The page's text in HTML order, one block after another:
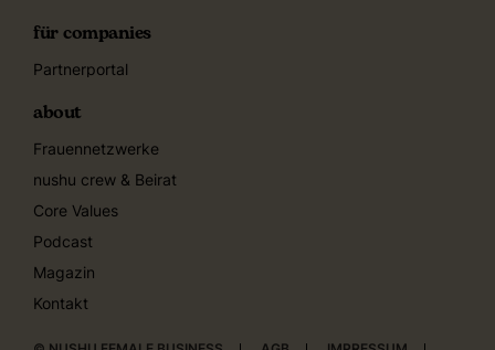
für companies
Partnerportal
about
Frauennetzwerke
nushu crew & Beirat
Core Values
Podcast
Magazin
Kontakt